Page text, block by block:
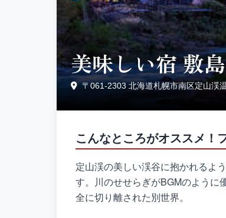
美味しい宿 敷
〒061-2303 北海道札幌市南区定山渓
こんなところがオススメ！
定山渓の美しい渓谷に抱かれるよ
す。川のせせらぎがBGMのように
全に切り離された別世界。